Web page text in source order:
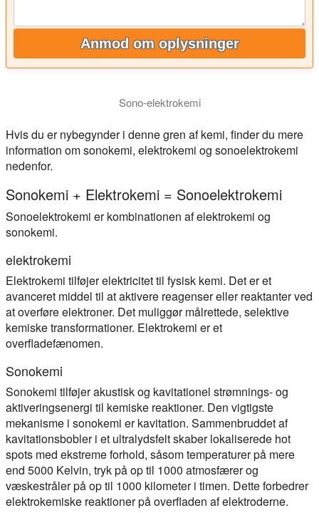
Anmod om oplysninger
Sono-elektrokemi
Hvis du er nybegynder i denne gren af kemi, finder du mere
information om sonokemi, elektrokemi og sonoelektrokemi
nedenfor.
Sonokemi + Elektrokemi = Sonoelektrokemi
Sonoelektrokemi er kombinationen af elektrokemi og
sonokemi.
elektrokemi
Elektrokemi tilføjer elektricitet til fysisk kemi. Det er et
avanceret middel til at aktivere reagenser eller reaktanter ved
at overføre elektroner. Det muliggør målrettede, selektive
kemiske transformationer. Elektrokemi er et
overfladefænomen.
Sonokemi
Sonokemi tilføjer akustisk og kavitationel strømnings- og
aktiveringsenergi til kemiske reaktioner. Den vigtigste
mekanisme i sonokemi er kavitation. Sammenbruddet af
kavitationsbobler i et ultralydsfelt skaber lokaliserede hot
spots med ekstreme forhold, såsom temperaturer på mere
end 5000 Kelvin, tryk på op til 1000 atmosfærer og
væskestråler på op til 1000 kilometer i timen. Dette forbedrer
elektrokemiske reaktioner på overfladen af elektroderne.